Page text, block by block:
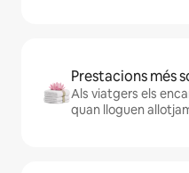
Prestacions més
Als viatgers els
quan lloguen